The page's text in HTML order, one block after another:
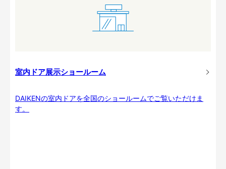
室内ドア展示ショールーム
DAIKENの室内ドアを全国のショールームでご覧いただけま
す。